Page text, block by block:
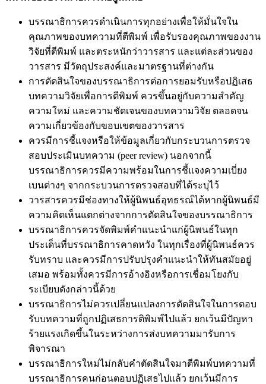
บรรณาธิการควรดำเนินการทุกอย่างเพื่อให้มั่นใจใน
คุณภาพของบทความที่ตีพิมพ์ เพื่อรับรองคุณภาพของงาน
วิจัยที่ตีพิมพ์ และตระหนักว่าวารสาร และแต่ละส่วนของ
วารสาร มีวัตถุประสงค์และมาตรฐานที่ต่างกัน
การตัดสินใจของบรรณาธิการต่อการยอมรับหรือปฏิเสธ
บทความวิจัยเพื่อการตีพิมพ์ ควรขึ้นอยู่กับความสำคัญ
ความใหม่ และความชัดเจนของบทความวิจัย ตลอดจน
ความเกี่ยวข้องกับขอบเขตของวารสาร
ควรมีการชี้แจงหรือให้ข้อมูลเกี่ยวกับกระบวนการตรวจ
สอบประเมินบทความ (peer review) นอกจากนี้
บรรณาธิการควรมีความพร้อมในการชี้แจงความเบี่ยง
เบนต่างๆ จากกระบวนการตรวจสอบที่ได้ระบุไว้
วารสารควรมีช่องทางให้ผู้นิพนธ์อุทธรณ์ได้หากผู้นิพนธ์มี
ความคิดเห็นแตกต่างจากการตัดสินใจของบรรณาธิการ
บรรณาธิการควรจัดพิมพ์คำแนะนำแก่ผู้นิพนธ์ในทุก
ประเด็นที่บรรณาธิการคาดหวัง ในทุกเรื่องที่ผู้นิพนธ์ควร
รับทราบ และควรมีการปรับปรุงคำแนะนำให้ทันสมัยอยู่
เสมอ พร้อมทั้งควรมีการอ้างอิงหรือการเชื่อมโยงกับ
ระเบียบดังกล่าวนี้ด้วย
บรรณาธิการไม่ควรเปลี่ยนแปลงการตัดสินใจในการตอบ
รับบทความที่ถูกปฏิเสธการติพิมพ์ไปแล้ว ยกเว้นมีปัญหา
ร้ายแรงเกิดขึ้นในระหว่างการส่งบทความมารับการ
พิจารณา
บรรณาธิการใหม่ไม่กลับคำตัดสินใจมาตีพิมพ์บทความที่
บรรณาธิการคนก่อนตอบปฏิเสธไปแล้ว ยกเว้นมีการ